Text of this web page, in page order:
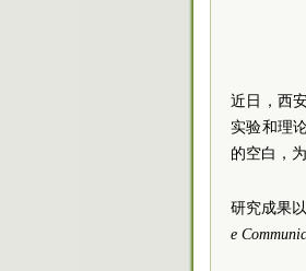
近日，西
实验和理
的空白，
研究成果
e